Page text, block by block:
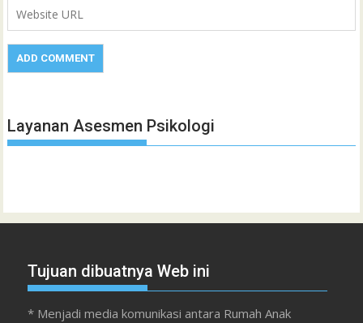
Layanan Asesmen Psikologi
Tujuan dibuatnya Web ini
* Menjadi media komunikasi antara Rumah Anak